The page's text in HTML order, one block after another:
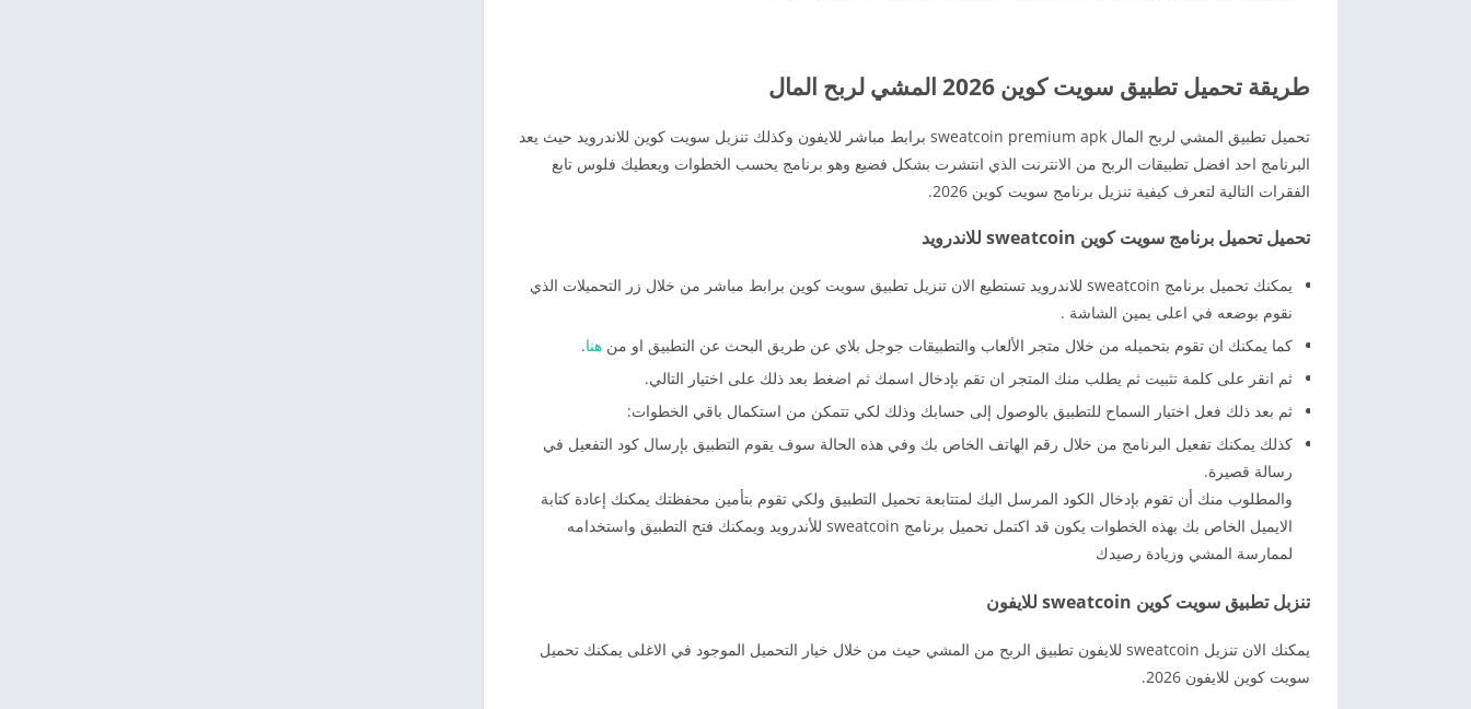
طريقة تحميل تطبيق سويت كوين 2026 المشي لربح المال
تحميل تطبيق المشي لربح المال sweatcoin premium apk برابط مباشر للايفون وكذلك تنزيل سويت كوين للاندرويد حيث يعد
البرنامج احد افضل تطبيقات الربح من الانترنت الذي انتشرت بشكل فضيع وهو برنامج يحسب الخطوات ويعطيك فلوس تابع
الفقرات التالية لتعرف كيفية تنزيل برنامج سويت كوين 2026.
تحميل تحميل برنامج سويت كوين sweatcoin للاندرويد
يمكنك تحميل برنامج sweatcoin للاندرويد تستطيع الان تنزيل تطبيق سويت كوين برابط مباشر من خلال زر التحميلات الذي
نقوم بوضعه في اعلى يمين الشاشة .
كما يمكنك ان تقوم بتحميله من خلال متجر الألعاب والتطبيقات جوجل بلاي عن طريق البحث عن التطبيق او من هنا.
ثم انقر على كلمة تثبيت ثم يطلب منك المتجر ان تقم بإدخال اسمك ثم اضغط بعد ذلك على اختيار التالي.
ثم بعد ذلك فعل اختيار السماح للتطبيق بالوصول إلى حسابك وذلك لكي تتمكن من استكمال باقي الخطوات:
كذلك يمكنك تفعيل البرنامج من خلال رقم الهاتف الخاص بك وفي هذه الحالة سوف يقوم التطبيق بإرسال كود التفعيل في
رسالة قصيرة.
والمطلوب منك أن تقوم بإدخال الكود المرسل اليك لمتتابعة تحميل التطبيق ولكي تقوم بتأمين محفظتك يمكنك إعادة كتابة
الايميل الخاص بك بهذه الخطوات يكون قد اكتمل تحميل برنامج sweatcoin للأندرويد ويمكنك فتح التطبيق واستخدامه
لممارسة المشي وزيادة رصيدك
تنزبل تطبيق سويت كوين sweatcoin للايفون
يمكنك الان تنزيل sweatcoin للايفون تطبيق الربح من المشي حيث من خلال خيار التحميل الموجود في الاغلى يمكنك تحميل
سويت كوين للايفون 2026.